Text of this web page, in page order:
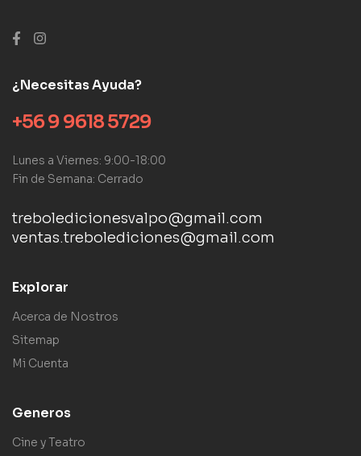
¿Necesitas Ayuda?
+56 9 9618 5729
Lunes a Viernes: 9:00-18:00
Fin de Semana: Cerrado
treboledicionesvalpo@gmail.com
ventas.trebolediciones@gmail.com
Explorar
Acerca de Nostros
Sitemap
Mi Cuenta
Generos
Cine y Teatro